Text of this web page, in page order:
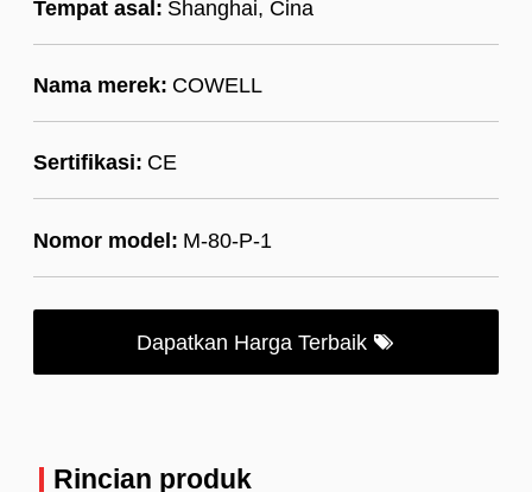
Tempat asal: Shanghai, Cina
Nama merek: COWELL
Sertifikasi: CE
Nomor model: M-80-P-1
Dapatkan Harga Terbaik
Rincian produk